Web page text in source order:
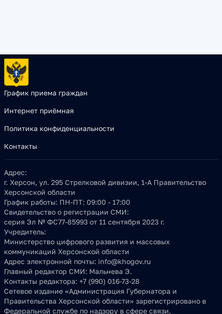
График приема граждан
Интернет приёмная
Политика конфиденциальности
Контакты
Адрес:
г. Херсон, ул. 295 Стрелковой дивизии, 1-А Правительство
Херсонской области
График работы: ПН-ПТ: 09:00 - 17:00
Свидетельство о регистрации СМИ:
серия Эл № ФС77-85993 от 11 сентября 2023 г.
Учредитель:
Министерство цифрового развития и массовых
коммуникаций Херсонской области
Адрес электронной почты: info@khogov.ru
Главный редактор СМИ: Мальнева Э.
Контакты редактора: +7 (990) 016-73-28
Сетевое издание «Администрация Губернатора и
Правительства Херсонской области» зарегистрировано в
Федеральной службе по надзору в сфере связи,